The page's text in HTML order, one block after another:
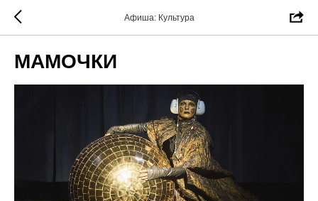
Афиша: Культура
МАМОЧКИ